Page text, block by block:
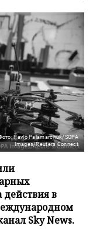
Pavlo Palamarchuk/SOPA
Images/Reuters Connect
действия в
Sky News.